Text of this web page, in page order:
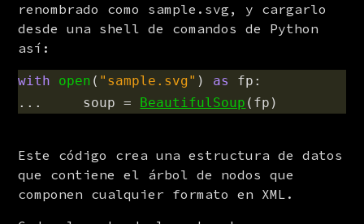
renombrado como sample.svg, y cargarlo
desde una shell de comandos de Python
así:
with open ( " sample.svg" ) as fp :
...
soup = BeautifulSoup ( fp )
Este código crea una estructura de datos
que contiene el árbol de nodos que
componen cualquier formato en XML.